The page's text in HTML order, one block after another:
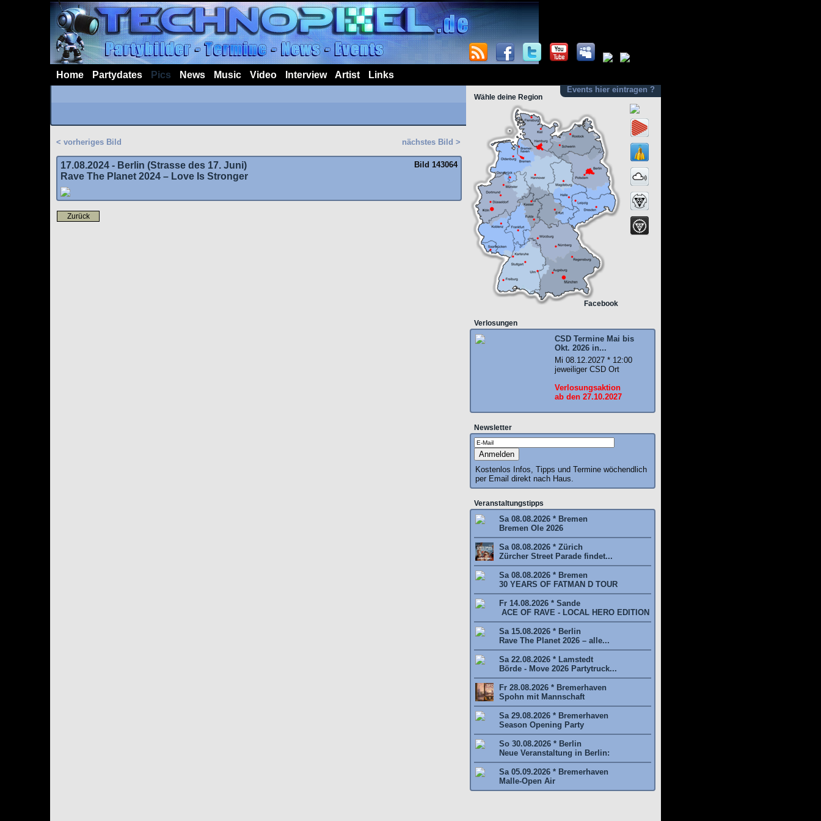
Home Partydates Pics News Music Video Interview Artist Links
Events hier eintragen ?
Wähle deine Region
Facebook
Verlosungen
CSD Termine Mai bis
Okt. 2026 in...
Mi 08.12.2027 * 12:00
jeweiliger CSD Ort
Verlosungsaktion
ab den 27.10.2027
Newsletter
Kostenlos Infos, Tipps und Termine wöchendlich
per Email direkt nach Haus.
Veranstaltungstipps
Sa 08.08.2026 * Bremen
Bremen Ole 2026
Sa 08.08.2026 * Zürich
Zürcher Street Parade findet...
Sa 08.08.2026 * Bremen
30 YEARS OF FATMAN D TOUR
Fr 14.08.2026 * Sande
ACE OF RAVE - LOCAL HERO EDITION
Sa 15.08.2026 * Berlin
Rave The Planet 2026 – alle...
Sa 22.08.2026 * Lamstedt
Börde - Move 2026 Partytruck...
Fr 28.08.2026 * Bremerhaven
Spohn mit Mannschaft
Sa 29.08.2026 * Bremerhaven
Season Opening Party
So 30.08.2026 * Berlin
Neue Veranstaltung in Berlin:
Sa 05.09.2026 * Bremerhaven
Malle-Open Air
nächstes Bild >
< vorheriges Bild
Bild 143064
17.08.2024 - Berlin (Strasse des 17. Juni)
Rave The Planet 2024 – Love Is Stronger